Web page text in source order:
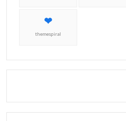
themespiral